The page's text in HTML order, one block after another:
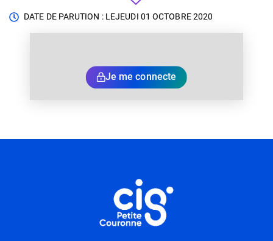
DATE DE PARUTION : LEJEUDI 01 OCTOBRE 2020
Je me connecte